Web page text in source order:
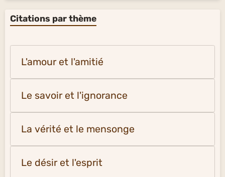
Citations par thème
L'amour et l'amitié
Le savoir et l'ignorance
La vérité et le mensonge
Le désir et l'esprit